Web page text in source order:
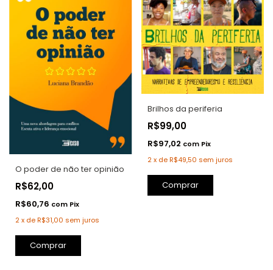
O poder de não ter opinião
R$62,00
R$60,76 com Pix
2x deR$31,00 sem juros
Brilhos da periferia
R$99,00
R$97,02 com Pix
2 x deR$49,50 sem juros
Comprar